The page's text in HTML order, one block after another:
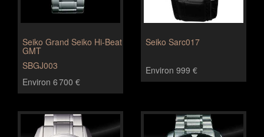
Seiko Grand Seiko Hi-Beat
GMT
SBGJ003
Environ 6 700 €
Seiko Sarc017
Environ 999 €